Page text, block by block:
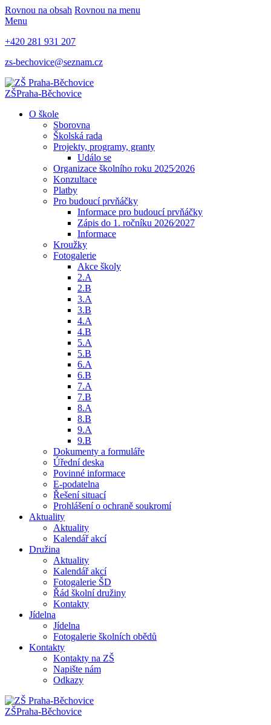
Rovnou na obsah Rovnou na menu
Menu
+420 281 931 207
zs-bechovice@seznam.cz
ZŠPraha-Běchovice
O škole
Sborovna
Školská rada
Projekty, programy, granty
Událo se
Organizace školního roku 2025⁄2026
Konzultace
Platby
Pro budoucí prvňáčky
Informace pro budoucí prvňáčky
Zápis do 1. ročníku 2026⁄2027
Informace
Kroužky
Fotogalerie
Akce školy
2.A
2.B
3.A
3.B
4.A
4.B
5.A
5.B
6.A
6.B
7.A
7.B
8.A
8.B
9.A
9.B
Dokumenty a formuláře
Úřední deska
Povinné informace
E-podatelna
Řešení situací
Prohlášení o ochraně soukromí
Aktuality
Aktuality
Kalendář akcí
Družina
Aktuality
Kalendář akcí
Fotogalerie ŠD
Řád školní družiny
Kontakty
Jídelna
Jídelna
Fotogalerie školních obědů
Kontakty
Kontakty na ZŠ
Napište nám
Odkazy
ZŠPraha-Běchovice